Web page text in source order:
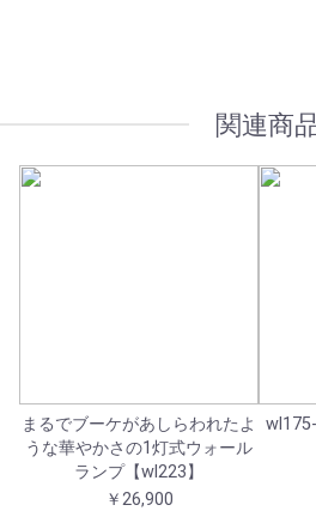
関連商
まるでブーケがあしらわれたよ
うな華やかさの1灯式ウォール
ランプ【wl223】
￥26,900